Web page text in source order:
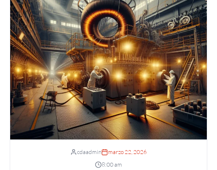
cdaadmin
marzo 22, 2026
8:00 am